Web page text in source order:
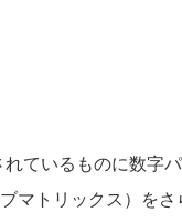
ているものに数字
マトリックス）をさ